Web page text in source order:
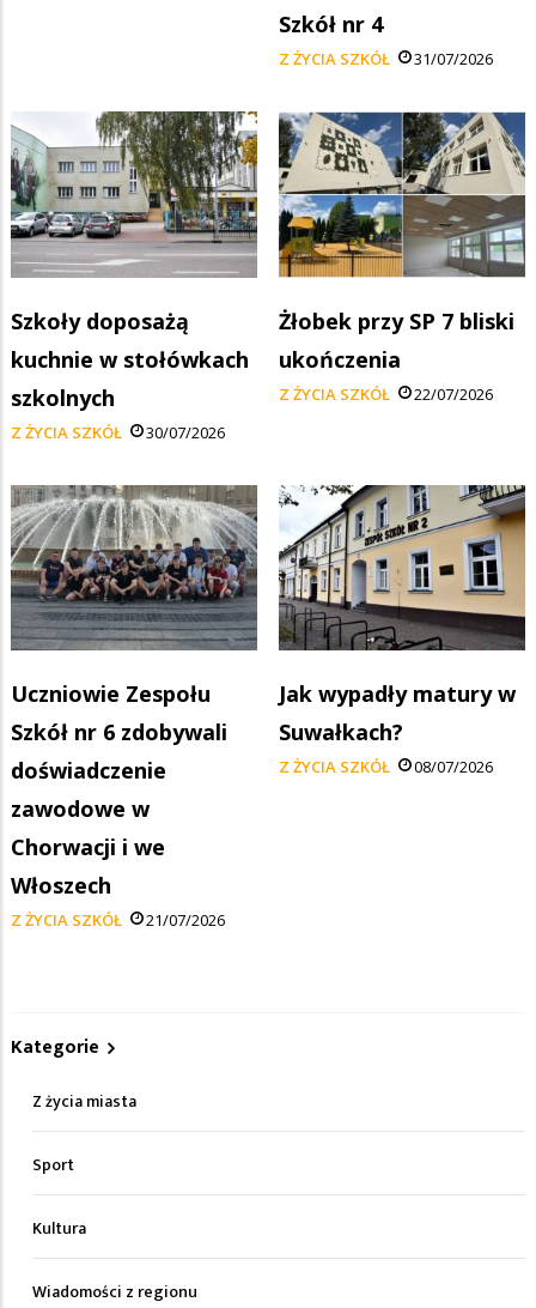
Szkół nr 4
Z ŻYCIA SZKÓŁ 31/07/2026
Szkoły doposażą
kuchnie w stołówkach
szkolnych
Z ŻYCIA SZKÓŁ 30/07/2026
Żłobek przy SP 7 bliski
ukończenia
Z ŻYCIA SZKÓŁ 22/07/2026
Uczniowie Zespołu
Szkół nr 6 zdobywali
doświadczenie
zawodowe w
Chorwacji i we
Włoszech
Z ŻYCIA SZKÓŁ 21/07/2026
Jak wypadły matury w
Suwałkach?
Z ŻYCIA SZKÓŁ 08/07/2026
Kategorie
Z życia miasta
Sport
Kultura
Wiadomości z regionu